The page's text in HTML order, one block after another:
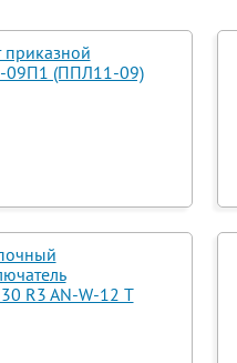
приказной
(ППЛ11-09)
R3 AN-W-12 T